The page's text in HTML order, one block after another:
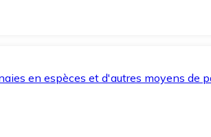
en espèces et d'autres moyens de